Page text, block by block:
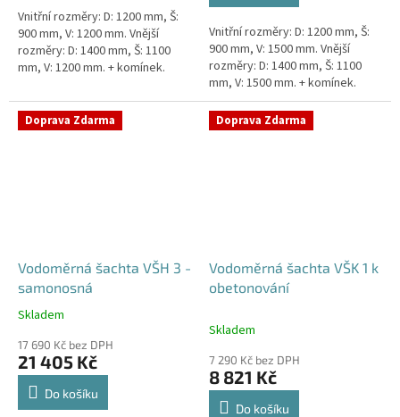
hvězdiček.
Vnitřní rozměry: D: 1200 mm, Š:
900 mm, V: 1200 mm. Vnější
rozměry: D: 1400 mm, Š: 1100
mm, V: 1200 mm. + komínek.
bez obetonováníStandardní...
Vnitřní rozměry: D: 1200 mm, Š:
900 mm, V: 1500 mm. Vnější
rozměry: D: 1400 mm, Š: 1100
mm, V: 1500 mm. + komínek.
Samonosná vodoměrná šachta -
bez obetonováníStandardní...
Doprava Zdarma
Vodoměrná šachta VŠH 3 -
samonosná
Průměrné
produktu
je
5,0
Skladem
17 690 Kč bez DPH
21 405 Kč
Do košíku
Doprava Zdarma
Vodoměrná šachta VŠK 1 k
obetonování
Skladem
7 290 Kč bez DPH
8 821 Kč
Do košíku